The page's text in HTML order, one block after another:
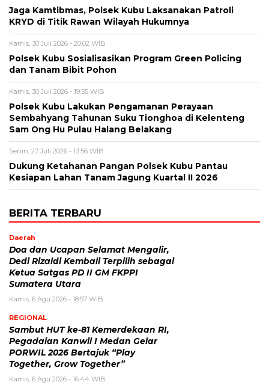
Jaga Kamtibmas, Polsek Kubu Laksanakan Patroli
KRYD di Titik Rawan Wilayah Hukumnya
Kamis, 30 Juli 2026 - 20:02 WIB
Polsek Kubu Sosialisasikan Program Green Policing
dan Tanam Bibit Pohon
Kamis, 30 Juli 2026 - 19:55 WIB
Polsek Kubu Lakukan Pengamanan Perayaan
Sembahyang Tahunan Suku Tionghoa di Kelenteng
Sam Ong Hu Pulau Halang Belakang
Senin, 27 Juli 2026 - 13:56 WIB
Dukung Ketahanan Pangan Polsek Kubu Pantau
Kesiapan Lahan Tanam Jagung Kuartal II 2026
BERITA TERBARU
Daerah
Doa dan Ucapan Selamat Mengalir,
Dedi Rizaldi Kembali Terpilih sebagai
Ketua Satgas PD II GM FKPPI
Sumatera Utara
Kamis, 6 Agu 2026 - 18:57 WIB
REGIONAL
Sambut HUT ke-81 Kemerdekaan RI,
Pegadaian Kanwil I Medan Gelar
PORWIL 2026 Bertajuk “Play
Together, Grow Together”
Kamis, 6 Agu 2026 - 16:44 WIB